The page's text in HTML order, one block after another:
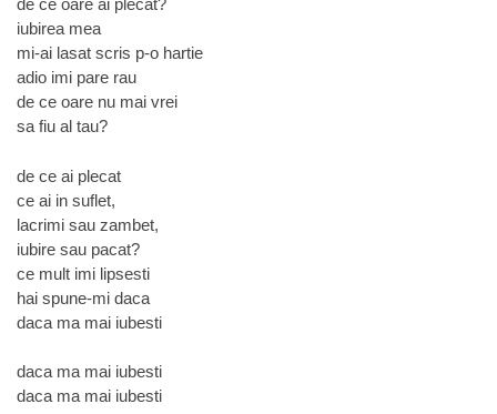
de ce oare ai plecat?
iubirea mea
mi-ai lasat scris p-o hartie
adio imi pare rau
de ce oare nu mai vrei
sa fiu al tau?
de ce ai plecat
ce ai in suflet,
lacrimi sau zambet,
iubire sau pacat?
ce mult imi lipsesti
hai spune-mi daca
daca ma mai iubesti
daca ma mai iubesti
daca ma mai iubesti